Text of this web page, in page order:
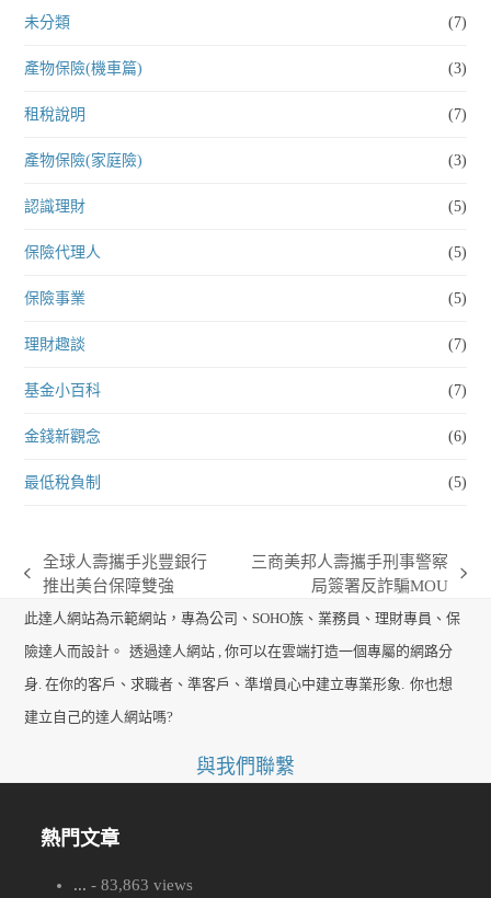
未分類 (7)
產物保險(機車篇) (3)
租稅說明 (7)
產物保險(家庭險) (3)
認識理財 (5)
保險代理人 (5)
保險事業 (5)
理財趣談 (7)
基金小百科 (7)
金錢新觀念 (6)
最低稅負制 (5)
previous
post:
全球人壽攜手兆豐銀行
推出美台保障雙強
三商美邦人壽攜手刑事警察
局簽署反詐騙MOU
此達人網站為示範網站，專為公司、SOHO族、業務員、理財專員、保
險達人而設計。
透過達人網站 , 你可以在雲端打造一個專屬的網路分
身. 在你的客戶、求職者、準客戶、準增員心中建立專業形象.
你也想
建立自己的達人網站嗎?
與我們聯繫
熱門文章
... - 83,863 views